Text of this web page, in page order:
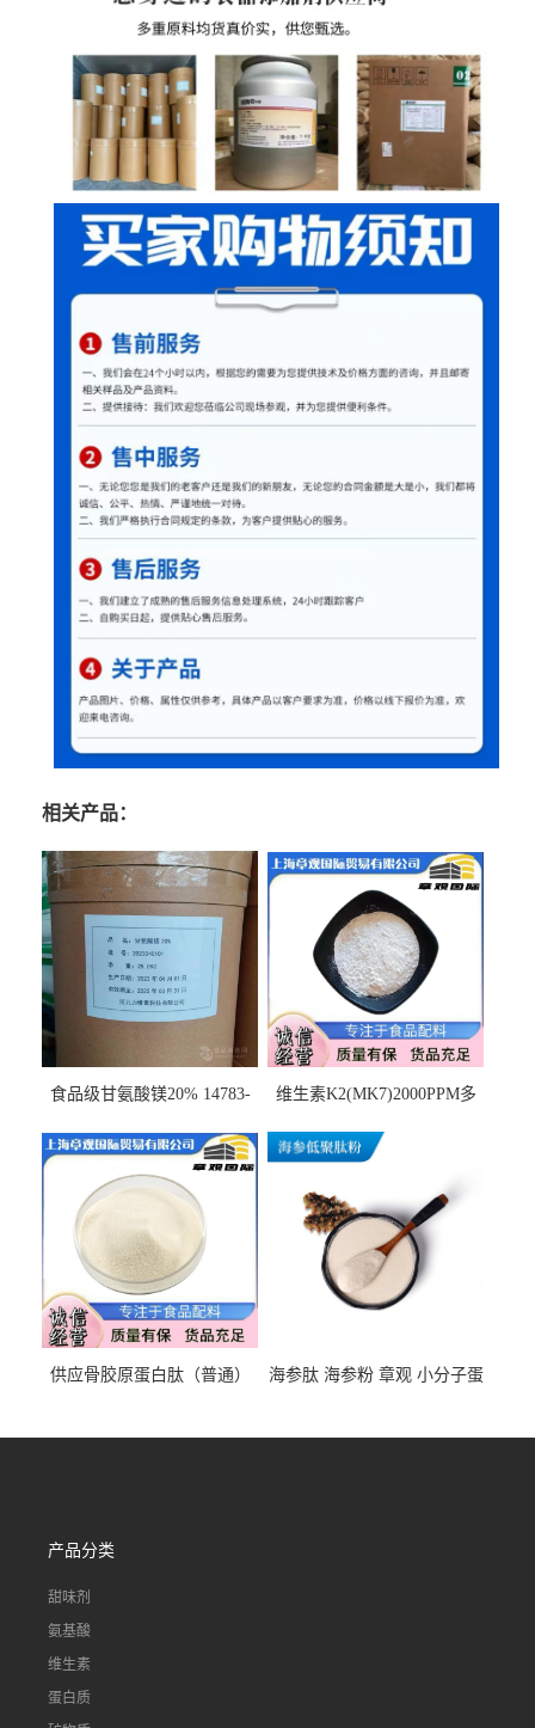
相关产品：
食品级甘氨酸镁20% 14783-
饮料 20%
维生素K2(MK7)2000PPM多
应
供应骨胶原蛋白肽（普通）
海参肽 海参粉 章观 小分子蛋
产品分类
甜味剂
氨基酸
维生素
蛋白质